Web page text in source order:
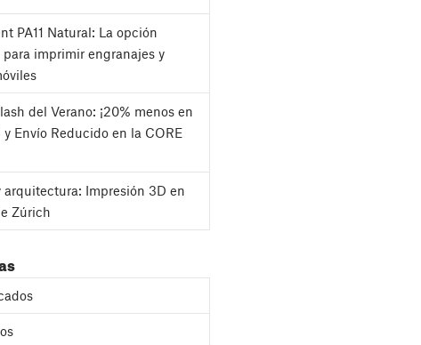
PA11 Natural: La opción
imprimir engranajes y
del Verano: ¡20% menos en
y Envío Reducido en la CORE
arquitectura: Impresión 3D en
Zúrich